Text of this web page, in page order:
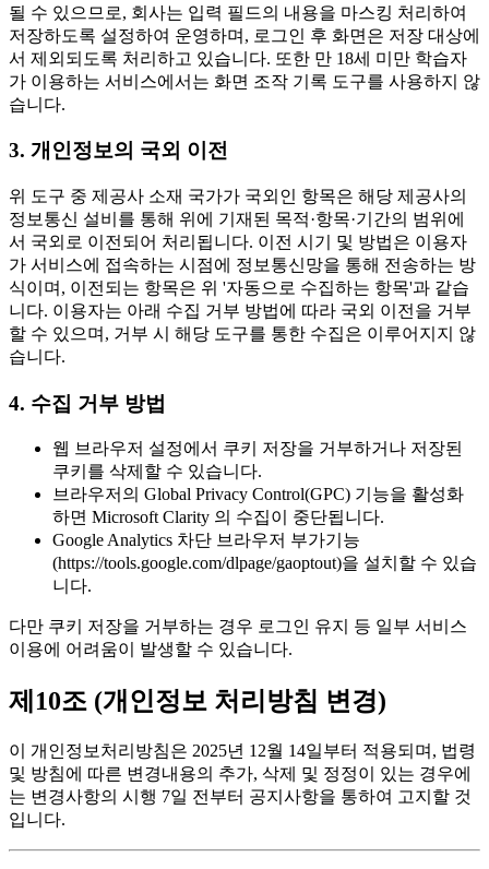
될 수 있으므로, 회사는 입력 필드의 내용을 마스킹 처리하여
저장하도록 설정하여 운영하며, 로그인 후 화면은 저장 대상에
서 제외되도록 처리하고 있습니다. 또한 만 18세 미만 학습자
가 이용하는 서비스에서는 화면 조작 기록 도구를 사용하지 않
습니다.
3. 개인정보의 국외 이전
위 도구 중 제공사 소재 국가가 국외인 항목은 해당 제공사의
정보통신 설비를 통해 위에 기재된 목적·항목·기간의 범위에
서 국외로 이전되어 처리됩니다. 이전 시기 및 방법은 이용자
가 서비스에 접속하는 시점에 정보통신망을 통해 전송하는 방
식이며, 이전되는 항목은 위 '자동으로 수집하는 항목'과 같습
니다. 이용자는 아래 수집 거부 방법에 따라 국외 이전을 거부
할 수 있으며, 거부 시 해당 도구를 통한 수집은 이루어지지 않
습니다.
4. 수집 거부 방법
웹 브라우저 설정에서 쿠키 저장을 거부하거나 저장된
쿠키를 삭제할 수 있습니다.
브라우저의 Global Privacy Control(GPC) 기능을 활성화
하면 Microsoft Clarity 의 수집이 중단됩니다.
Google Analytics 차단 브라우저 부가기능
(https://tools.google.com/dlpage/gaoptout)을 설치할 수 있습
니다.
다만 쿠키 저장을 거부하는 경우 로그인 유지 등 일부 서비스
이용에 어려움이 발생할 수 있습니다.
제10조 (개인정보 처리방침 변경)
이 개인정보처리방침은 2025년 12월 14일부터 적용되며, 법령
및 방침에 따른 변경내용의 추가, 삭제 및 정정이 있는 경우에
는 변경사항의 시행 7일 전부터 공지사항을 통하여 고지할 것
입니다.